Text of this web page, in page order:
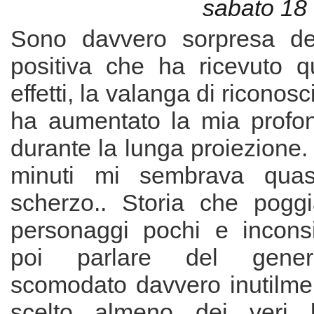
sabato
Sono davvero sorpresa
positiva che ha ricevuto
effetti, la valanga di
ha aumentato la mia
durante la lunga
minuti mi sembrava
scherzo.. Storia che
personaggi pochi e
poi parlare del
scomodato davvero